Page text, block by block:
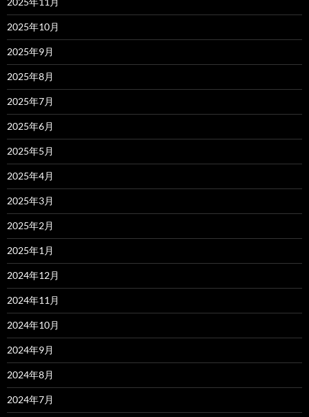
2025年10月
2025年9月
2025年8月
2025年7月
2025年6月
2025年5月
2025年4月
2025年3月
2025年2月
2025年1月
2024年12月
2024年11月
2024年10月
2024年9月
2024年8月
2024年7月